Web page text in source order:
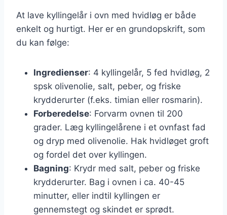
At lave kyllingelår i ovn med hvidløg er både
enkelt og hurtigt. Her er en grundopskrift, som
du kan følge:
Ingredienser: 4 kyllingelår, 5 fed hvidløg, 2
spsk olivenolie, salt, peber, og friske
krydderurter (f.eks. timian eller rosmarin).
Forberedelse: Forvarm ovnen til 200
grader. Læg kyllingelårene i et ovnfast fad
og dryp med olivenolie. Hak hvidløget groft
og fordel det over kyllingen.
Bagning: Krydr med salt, peber og friske
krydderurter. Bag i ovnen i ca. 40-45
minutter, eller indtil kyllingen er
gennemstegt og skindet er sprødt.